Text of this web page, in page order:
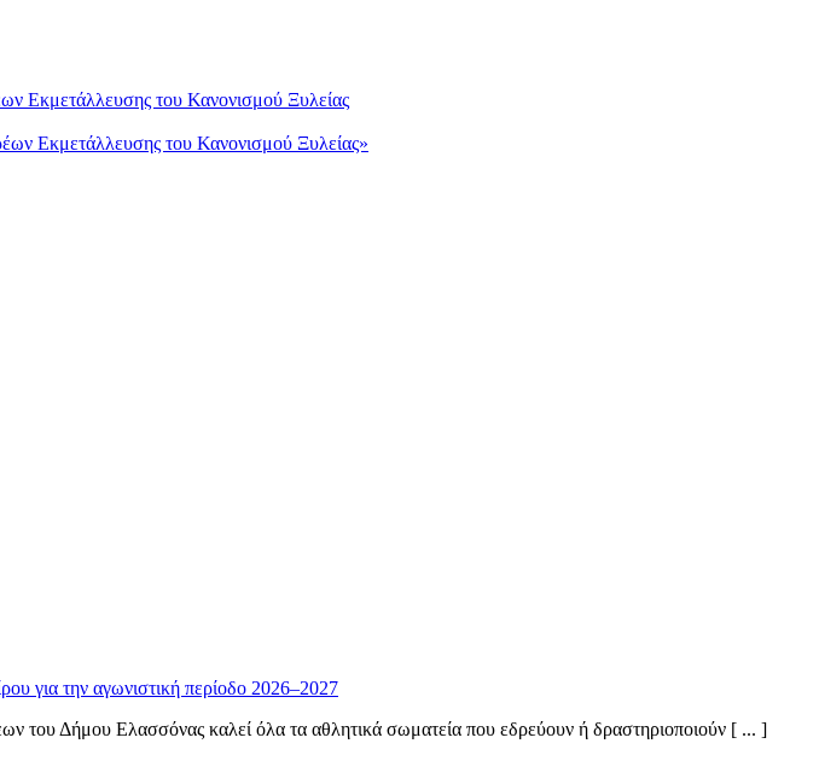
Εκμετάλλευσης του Κανονισμού Ξυλείας
Εκμετάλλευσης του Κανονισμού Ξυλείας»
για την αγωνιστική περίοδο 2026–2027
του Δήμου Ελασσόνας καλεί όλα τα αθλητικά σωματεία που εδρεύουν ή δραστηριοποιούν [ ... ]